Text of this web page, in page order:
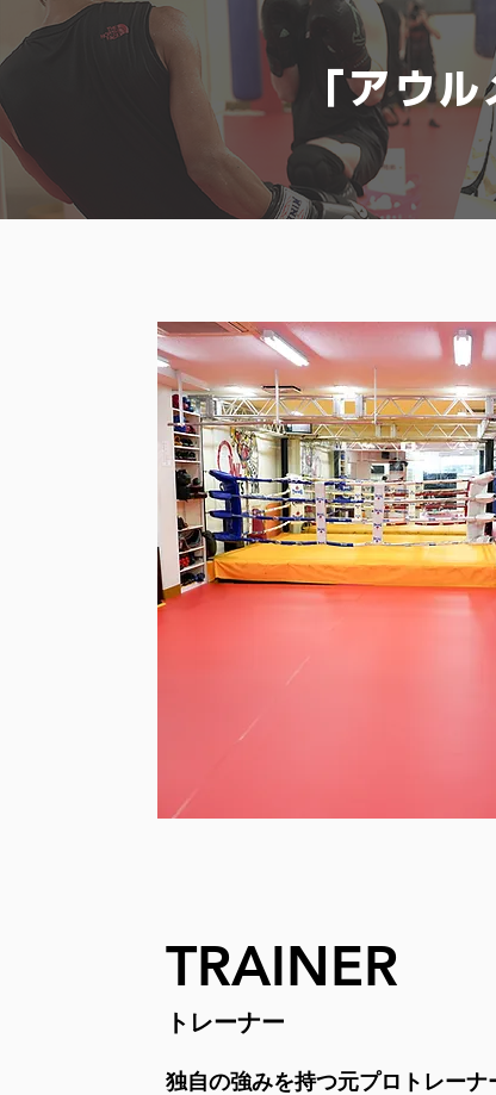
「アウ
TRAINER
トレーナー
独自の強みを持つ元プロトレーナ